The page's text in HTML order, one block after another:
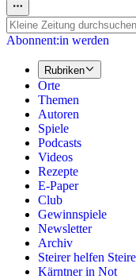
Abonnent:in werden
Rubriken
Orte
Themen
Autoren
Spiele
Podcasts
Videos
Rezepte
E-Paper
Club
Gewinnspiele
Newsletter
Archiv
Steirer helfen
Kärntner in Not